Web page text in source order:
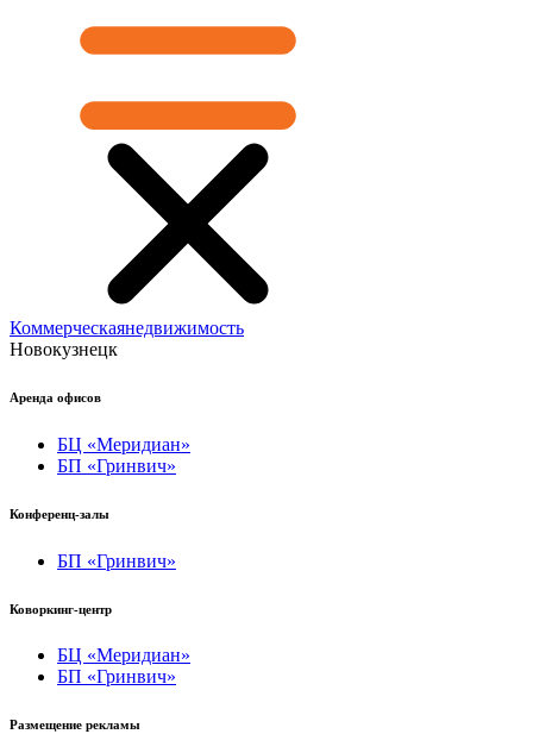
Коммерческаянедвижимость
Новокузнецк
Аренда офисов
БЦ «Меридиан»
БП «Гринвич»
Конференц-залы
БП «Гринвич»
Коворкинг-центр
БЦ «Меридиан»
БП «Гринвич»
Размещение рекламы